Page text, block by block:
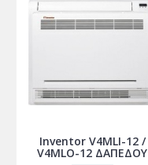
Inventor V4MLI-12 /
V4MLO-12 ΔΑΠΕΔΟΥ